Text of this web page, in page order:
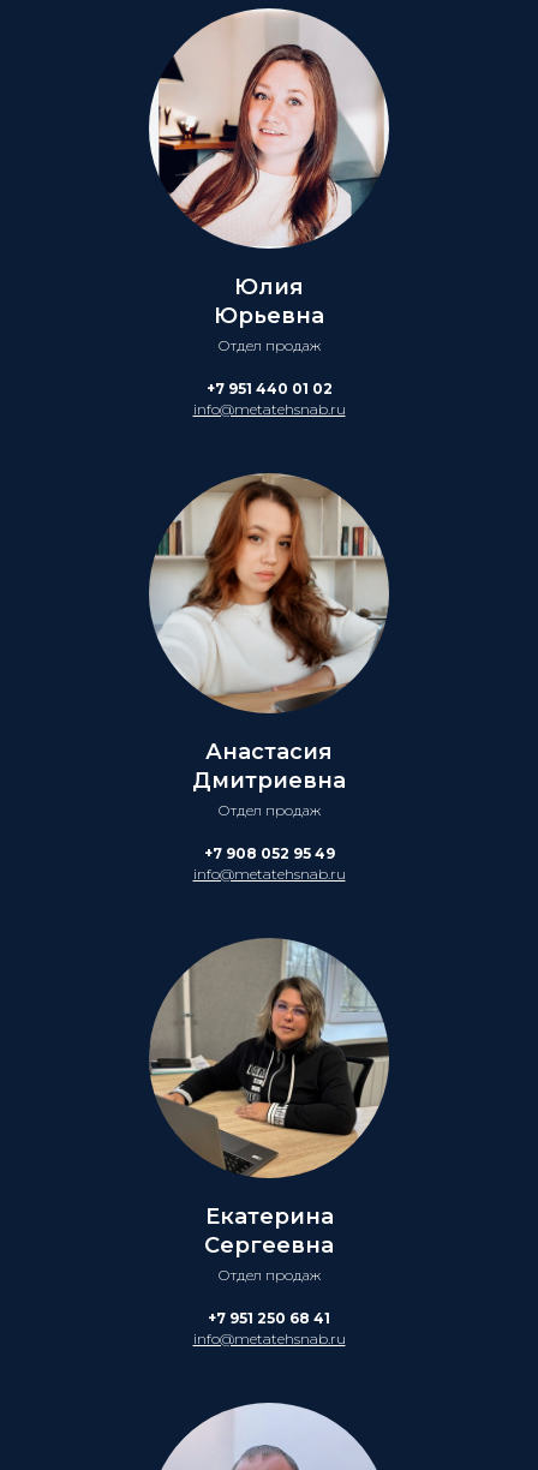
Юлия
Юрьевна
Отдел продаж
+7 951 440 01 02
info@metatehsnab.ru
Анастасия
Дмитриевна
Отдел продаж
+7 908 052 95 49
info@metatehsnab.ru
Екатерина
Сергеевна
Отдел продаж
+7 951 250 68 41
info@metatehsnab.ru